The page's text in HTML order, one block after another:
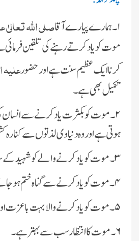
۱۔ہمارے پیارے آقا
صلی اللہ
موت کو یاد کرتے رہنے کی تلقین فرمائی
کرنا ایک عظیم سنت ہے اور حضور
تکمیل بھی ہے۔
۲۔موت کو بکثرت یاد کرنے سے انسا
ہوتی ہے اور وہ دنیاوی لذتوں سے
۳۔ موت کو یاد کرنے والے کو شہید کے ساتھ اٹھایا جائے گا۔
۴۔ موت کو یاد کرنے سے گناہ ختم ہوجاتے ہیں۔
۵۔موت کو یاد کرنے والا بہت باعزت اور ہوشیار ہے۔
۶۔موت کا انتظار سب سے بہتر ہے۔